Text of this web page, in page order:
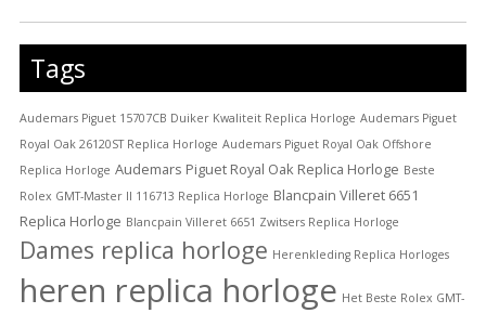
Tags
Audemars Piguet 15707CB Duiker Kwaliteit Replica Horloge Audemars Piguet
Royal Oak 26120ST Replica Horloge Audemars Piguet Royal Oak Offshore
Replica Horloge Audemars Piguet Royal Oak Replica Horloge Beste
Rolex GMT-Master II 116713 Replica Horloge Blancpain Villeret 6651
Replica Horloge Blancpain Villeret 6651 Zwitsers Replica Horloge
Dames replica horloge Herenkleding Replica Horloges
heren replica horloge Het Beste Rolex GMT-